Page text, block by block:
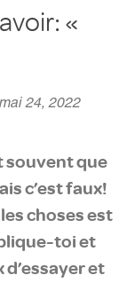
«
24, 2022
souvent que
c’est faux!
choses est
toi et
d’essayer et